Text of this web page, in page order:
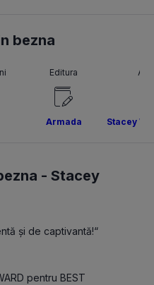
bezna
Editura
Armada Stacey
- Stacey
și de captivantă!“
pentru BEST